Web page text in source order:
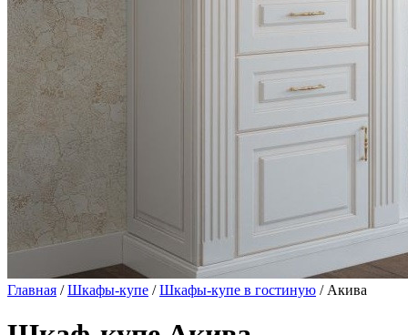
Главная /Шкафы-купе /Шкафы-купе в гостиную / Акива